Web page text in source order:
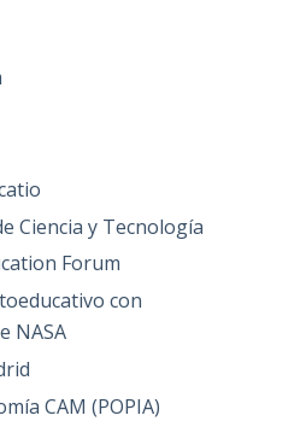
Ciencia y Tecnología
Forum
con
NASA
CAM (POPIA)